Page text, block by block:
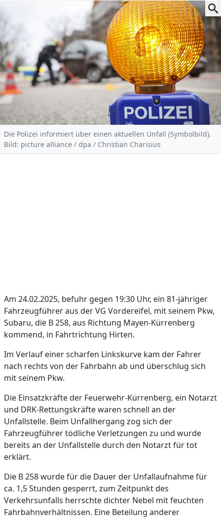
Die Polizei informiert über einen aktuellen Unfall (Symbolbild).
Bild: picture alliance / dpa / Christian Charisius
Am 24.02.2025, befuhr gegen 19:30 Uhr, ein 81-jähriger
Fahrzeugführer aus der VG Vordereifel, mit seinem Pkw,
Subaru, die B 258, aus Richtung Mayen-Kürrenberg
kommend, in Fahrtrichtung Hirten.
Im Verlauf einer scharfen Linkskurve kam der Fahrer
nach rechts von der Fahrbahn ab und überschlug sich
mit seinem Pkw.
Die Einsatzkräfte der Feuerwehr-Kürrenberg, ein Notarzt
und DRK-Rettungskräfte waren schnell an der
Unfallstelle. Beim Unfallhergang zog sich der
Fahrzeugführer tödliche Verletzungen zu und wurde
bereits an der Unfallstelle durch den Notarzt für tot
erklärt.
Die B 258 wurde für die Dauer der Unfallaufnahme für
ca. 1,5 Stunden gesperrt, zum Zeitpunkt des
Verkehrsunfalls herrschte dichter Nebel mit feuchten
Fahrbahnverhältnissen. Eine Beteilung anderer